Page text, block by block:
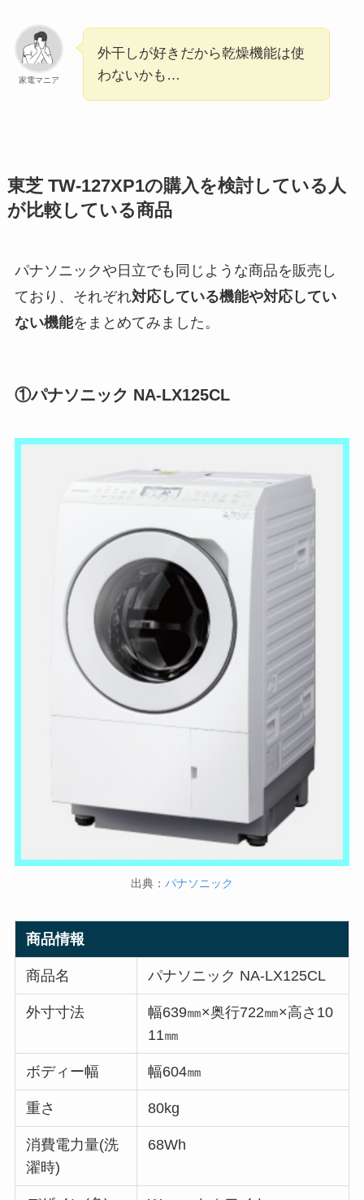
家電マニア
外干しが好きだから乾燥機能は使
わないかも…
東芝 TW-127XP1の購入を検討している人
が比較している商品
パナソニックや日立でも同じような商品を販売し
ており、それぞれ対応している機能や対応してい
ない機能をまとめてみました。
①パナソニック NA-LX125CL
出典： パナソニック
商品情報
商品名 パナソニック NA-LX125CL
外寸寸法
幅639㎜×奥行722㎜×高さ10
11㎜
ボディー幅 幅604㎜
重さ 80kg
消費電力量(洗
濯時)
68Wh